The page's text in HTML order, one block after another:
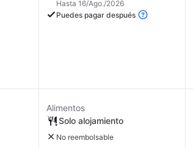
Hasta 16/Ago./2026
Puedes pagar después
Alimentos
Solo alojamiento
No reembolsable